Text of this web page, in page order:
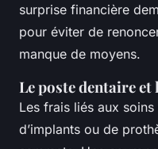
surprise financière
pour éviter de
manque de moyens.
Le poste dentaire
Les frais liés aux
d’implants ou de